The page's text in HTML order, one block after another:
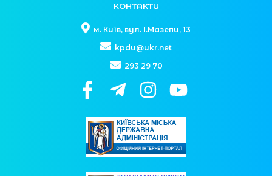
КОНТАКТИ
м. Київ, вул. І.Мазепи, 13
kpdu@ukr.net
293 29 70